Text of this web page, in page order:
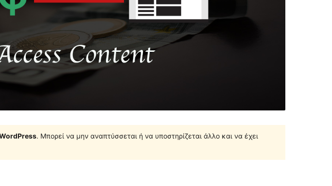
WordPress. Μπορεί να μην αναπτύσσεται ή να υποστηρίζεται άλλο και να έχει